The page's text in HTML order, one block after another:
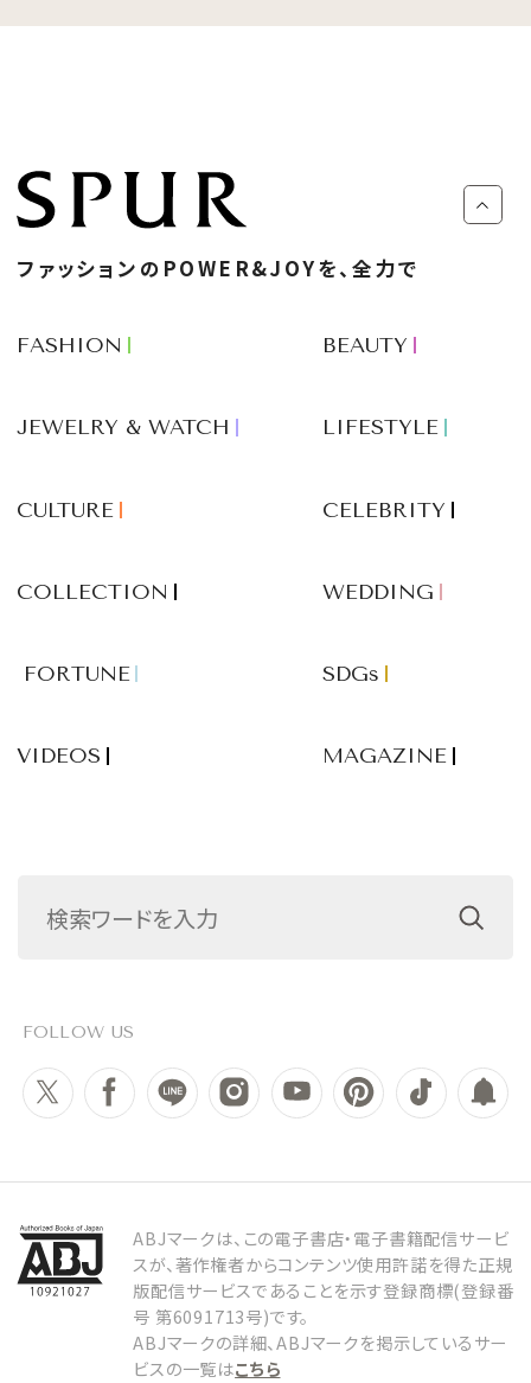
ファッションのPOWER&JOYを、全力で
FASHION BEAUTY
JEWELRY & WATCH LIFESTYLE
CULTURE CELEBRITY
COLLECTION WEDDING
FORTUNE SDGs
VIDEOS MAGAZINE
FOLLOW US
ABJマークは、この電子書店・電子書籍配信サービ
スが、著作権者からコンテンツ使用許諾を得た正規
版配信サービスであることを示す登録商標(登録番
号 第6091713号)です。
ABJマークの詳細、ABJマークを掲示しているサー
ビスの一覧はこちら